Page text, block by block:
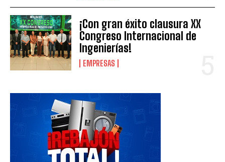
¡Con gran éxito clausura XX
Congreso Internacional de
Ingenierías!
EMPRESAS